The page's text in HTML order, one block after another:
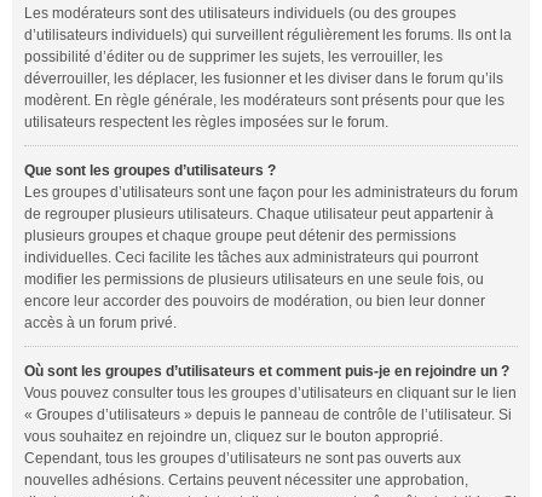
Les modérateurs sont des utilisateurs individuels (ou des groupes
d’utilisateurs individuels) qui surveillent régulièrement les forums. Ils ont la
possibilité d’éditer ou de supprimer les sujets, les verrouiller, les
déverrouiller, les déplacer, les fusionner et les diviser dans le forum qu’ils
modèrent. En règle générale, les modérateurs sont présents pour que les
utilisateurs respectent les règles imposées sur le forum.
Que sont les groupes d’utilisateurs ?
Les groupes d’utilisateurs sont une façon pour les administrateurs du forum
de regrouper plusieurs utilisateurs. Chaque utilisateur peut appartenir à
plusieurs groupes et chaque groupe peut détenir des permissions
individuelles. Ceci facilite les tâches aux administrateurs qui pourront
modifier les permissions de plusieurs utilisateurs en une seule fois, ou
encore leur accorder des pouvoirs de modération, ou bien leur donner
accès à un forum privé.
Où sont les groupes d’utilisateurs et comment puis-je en rejoindre un ?
Vous pouvez consulter tous les groupes d’utilisateurs en cliquant sur le lien
« Groupes d’utilisateurs » depuis le panneau de contrôle de l’utilisateur. Si
vous souhaitez en rejoindre un, cliquez sur le bouton approprié.
Cependant, tous les groupes d’utilisateurs ne sont pas ouverts aux
nouvelles adhésions. Certains peuvent nécessiter une approbation,